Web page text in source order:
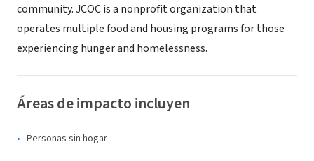
community. JCOC is a nonprofit organization that
operates multiple food and housing programs for those
experiencing hunger and homelessness.
Áreas de impacto incluyen
Personas sin hogar